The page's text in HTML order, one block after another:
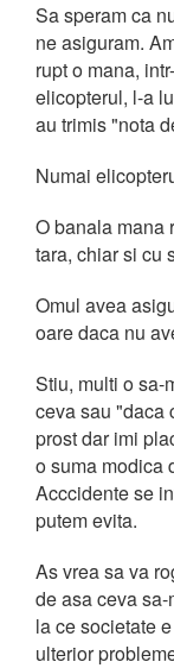
Sa speram ca
ne asiguram.
rupt o mana,
elicopterul, l-a
au trimis "nota
Numai
O banala mana
tara, chiar si cu
Omul avea
oare daca nu
Stiu, multi o sa-
ceva sau "daca
prost dar imi
o suma modica
Acccidente se
putem evita.
As vrea sa va
de asa ceva
la ce societate
ulterior